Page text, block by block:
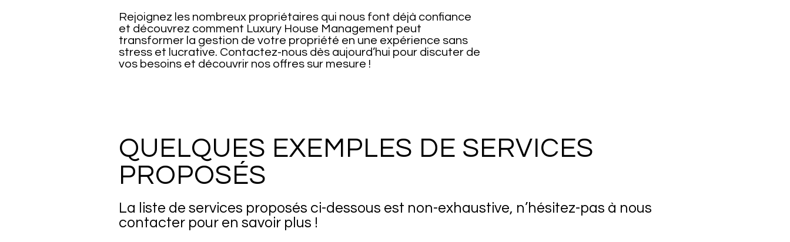
Rejoignez les nombreux propriétaires qui nous font déjà confiance
et découvrez comment Luxury House Management peut
transformer la gestion de votre propriété en une expérience sans
stress et lucrative. Contactez-nous dès aujourd’hui pour discuter de
vos besoins et découvrir nos offres sur mesure !
QUELQUES EXEMPLES DE SERVICES
PROPOSÉS
La liste de services proposés ci-dessous est non-exhaustive, n’hésitez-pas à nous
contacter pour en savoir plus !